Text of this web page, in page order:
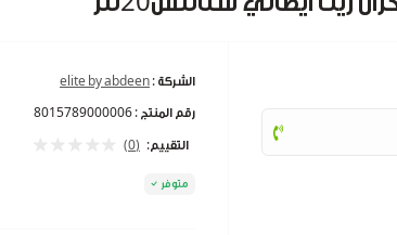
الشركة : elite by abdeen
رقم المنتج : 8015789000006
التقييم: (0)
متوفر